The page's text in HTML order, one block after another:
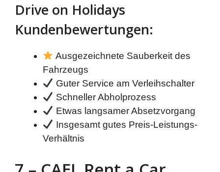
Drive on Holidays
Kundenbewertungen:
Ausgezeichnete Sauberkeit des
Fahrzeugs
Guter Service am Verleihschalter
Schneller Abholprozess
Etwas langsamer Absetzvorgang
Insgesamt gutes Preis-Leistungs-
Verhältnis